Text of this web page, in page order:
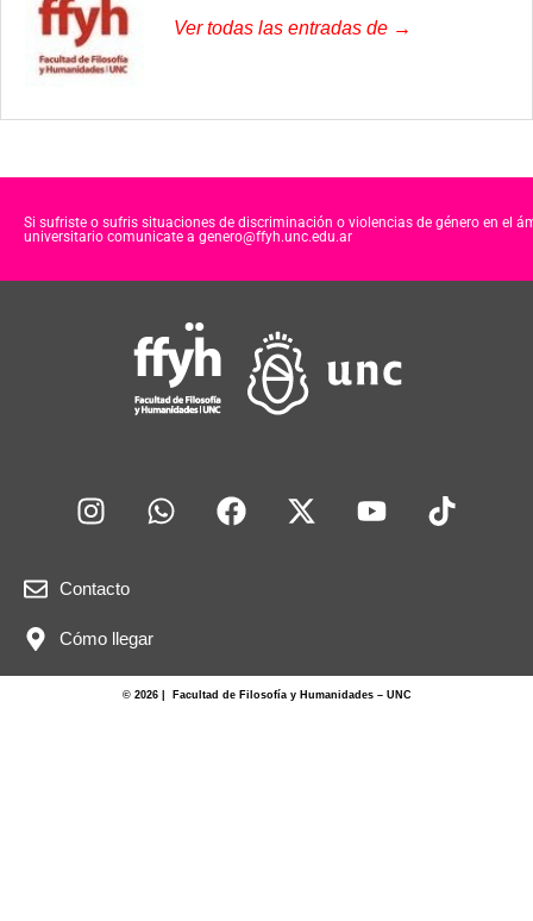
Ver todas las entradas de →
Si sufriste o sufris situaciones de discriminación o violencias de género en el
universitario comunicate a genero@ffyh.unc.edu.ar
Contacto
Cómo llegar
© 2026 | Facultad de Filosofía y Humanidades – UNC